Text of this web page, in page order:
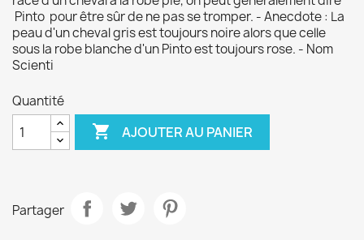
Pinto pour être sûr de ne pas se tromper. - Anecdote : La
peau d'un cheval gris est toujours noire alors que celle
sous la robe blanche d'un Pinto est toujours rose. - Nom
Scienti
Quantité
 AJOUTER AU PANIER
Partager